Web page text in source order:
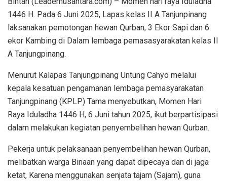
1446 H. Pada 6 Juni 2025, Lapas kelas II A Tanjunpinang
laksanakan pemotongan hewan Qurban, 3 Ekor Sapi dan 6
ekor Kambing di Dalam lembaga pemasasyarakatan kelas II
A Tanjungpinang.
Menurut Kalapas Tanjungpinang Untung Cahyo melalui
kepala kesatuan pengamanan lembaga pemasyarakatan
Tanjungpinang (KPLP) Tama menyebutkan, Momen Hari
Raya Iduladha 1446 H, 6 Juni tahun 2025, ikut berpartisipasi
dalam melakukan kegiatan penyembelihan hewan Qurban.
Pekerja untuk pelaksanaan penyembelihan hewan Qurban,
melibatkan warga Binaan yang dapat dipecaya dan di jaga
ketat, Karena menggunakan senjata tajam (Sajam), guna